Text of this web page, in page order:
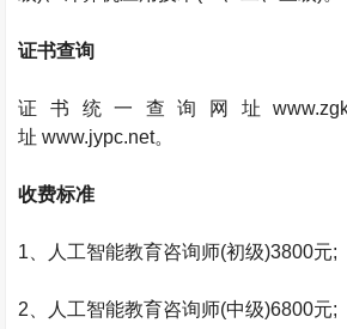
证书查询
证书统一查询网址
址 www.jypc.net。
收费标准
1 人工智能教育咨询师(初级)3800元;
2 人工智能教育咨询师(中级)6800元;